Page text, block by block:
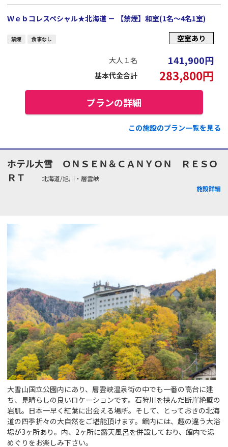
Ｗｅｂコレスペシャル★北海道 － 【禁煙】和室(1名～4名1室)
禁煙 食事なし 空室あり
大人１名 141,900円
基本代金合計 283,800円
プランの詳細
この施設のプラン一覧を見る
ホテル大雪 ＯＮＳＥＮ＆ＣＡＮＹＯＮ ＲＥＳＯ
ＲＴ
北海道/旭川・層雲峡
施設詳細
大雪山国立公園内にあり、層雲峡温泉街の中でも一番の高台に建
ち、見晴らしの良いロケーションです。石狩川を挟んだ断崖絶壁の
岩肌。日本一早く紅葉に出会える場所。そして、とっておきの北海
道の四季折々の大自然をご堪能頂けます。館内には、趣の違う大浴
場が3ヶ所あり。内、2ヶ所に露天風呂を併設しており、館内で湯
めぐりをお楽しみ下さい。